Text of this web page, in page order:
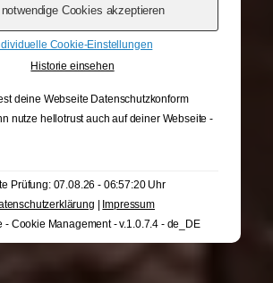
Cookie-Einstellungen
Historie einsehen
deine Webseite Datenschutzkonform
nutze hellotrust auch auf deiner Webseite -
Prüfung: 07.08.26 - 06:57:20 Uhr
| Impressum
- Cookie Management - v.1.0.7.4 - de_DE